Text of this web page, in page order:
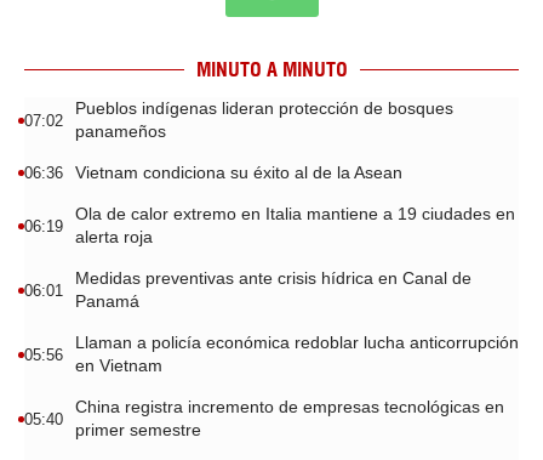
MINUTO A MINUTO
07:02
Pueblos indígenas lideran protección de bosques
panameños
06:36 Vietnam condiciona su éxito al de la Asean
06:19
Ola de calor extremo en Italia mantiene a 19 ciudades en
alerta roja
06:01
Medidas preventivas ante crisis hídrica en Canal de
Panamá
05:56
Llaman a policía económica redoblar lucha anticorrupción
en Vietnam
05:40
China registra incremento de empresas tecnológicas en
primer semestre